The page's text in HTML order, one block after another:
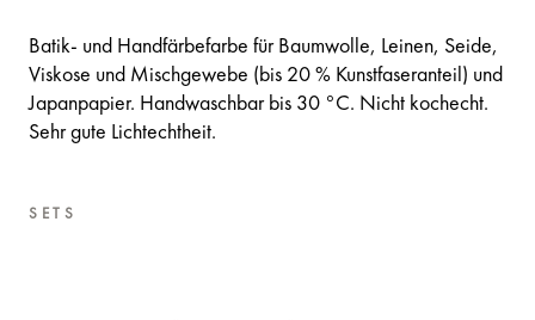
Batik- und Handfärbefarbe für Baumwolle, Leinen, Seide,
Viskose und Mischgewebe (bis 20 % Kunstfaseranteil) und
Japanpapier. Handwaschbar bis 30 °C. Nicht kochecht.
Sehr gute Lichtechtheit.
SETS